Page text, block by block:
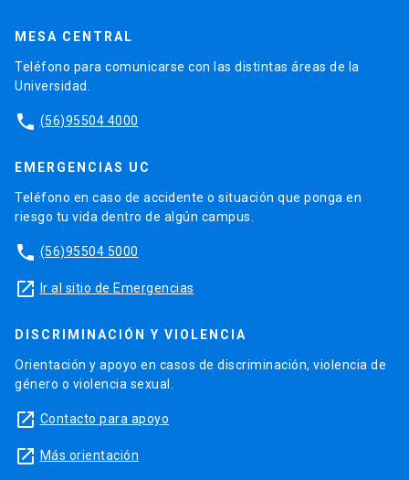
MESA CENTRAL
Teléfono para comunicarse con las distintas áreas de la
Universidad.
phone (56)95504 4000
EMERGENCIAS UC
Teléfono en caso de accidente o situación que ponga en
riesgo tu vida dentro de algún campus.
phone (56)95504 5000
launch Ir al sitio de Emergencias
DISCRIMINACIÓN Y VIOLENCIA
Orientación y apoyo en casos de discriminación, violencia de
género o violencia sexual.
launch Contacto para apoyo
launch Más orientación